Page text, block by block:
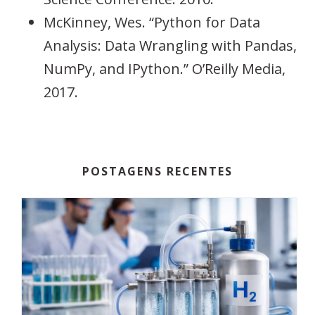
McKinney, Wes. “Python for Data
Analysis: Data Wrangling with Pandas,
NumPy, and IPython.” O’Reilly Media,
2017.
POSTAGENS RECENTES